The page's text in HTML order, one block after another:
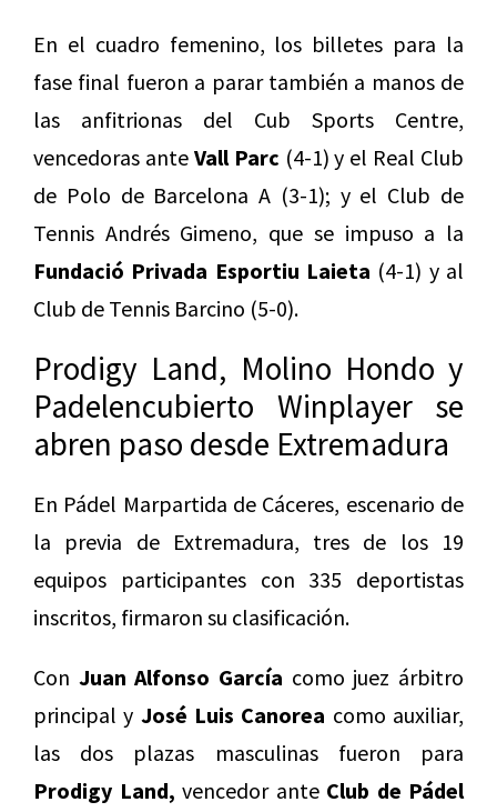
En el cuadro femenino, los billetes para la
fase final fueron a parar también a manos de
las anfitrionas del Cub Sports Centre,
vencedoras ante Vall Parc (4-1) y el Real Club
de Polo de Barcelona A (3-1); y el Club de
Tennis Andrés Gimeno, que se impuso a la
Fundació Privada Esportiu Laieta (4-1) y al
Club de Tennis Barcino (5-0).
Prodigy Land, Molino Hondo y
Padelencubierto Winplayer se
abren paso desde Extremadura
En Pádel Marpartida de Cáceres, escenario de
la previa de Extremadura, tres de los 19
equipos participantes con 335 deportistas
inscritos, firmaron su clasificación.
Con Juan Alfonso García como juez árbitro
principal y José Luis Canorea como auxiliar,
las dos plazas masculinas fueron para
Prodigy Land, vencedor ante Club de Pádel